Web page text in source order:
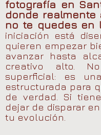
fotografía en
donde
no te quedes en
iniciación está
quieren empezar
avanzar hasta
creativo alto.
superficial: es
estructurada para
de verdad. Si
dejar de disparar
tu evolución.